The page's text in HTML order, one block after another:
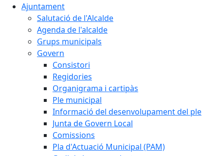
Ajuntament
Salutació de l'Alcalde
Agenda de l'alcalde
Grups municipals
Govern
Consistori
Regidories
Organigrama i cartipàs
Ple municipal
Informació del desenvolupament del ple
Junta de Govern Local
Comissions
Pla d'Actuació Municipal (PAM)